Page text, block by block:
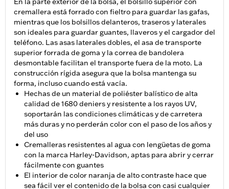
cremallera está forrado con fieltro para guardar las gafas,
mientras que los bolsillos delanteros, traseros y laterales
son ideales para guardar guantes, llaveros y el cargador del
teléfono. Las asas laterales dobles, el asa de transporte
superior forrada de goma y la correa de bandolera
desmontable facilitan el transporte fuera de la moto. La
construcción rígida asegura que la bolsa mantenga su
forma, incluso cuando está vacía.
Hechas de un material de poliéster balístico de alta
calidad de 1680 deniers y resistente a los rayos UV,
soportarán las condiciones climáticas y de carretera
más duras y no perderán color con el paso de los años y
del uso
Cremalleras resistentes al agua con lengüetas de goma
con la marca Harley-Davidson, aptas para abrir y cerrar
fácilmente con guantes
El interior de color naranja de alto contraste hace que
sea fácil ver el contenido de la bolsa con casi cualquier